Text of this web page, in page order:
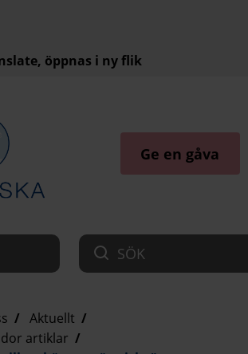
öppnas i ny flik
Ge en gåva
SÖK
Aktuellt
artiklar